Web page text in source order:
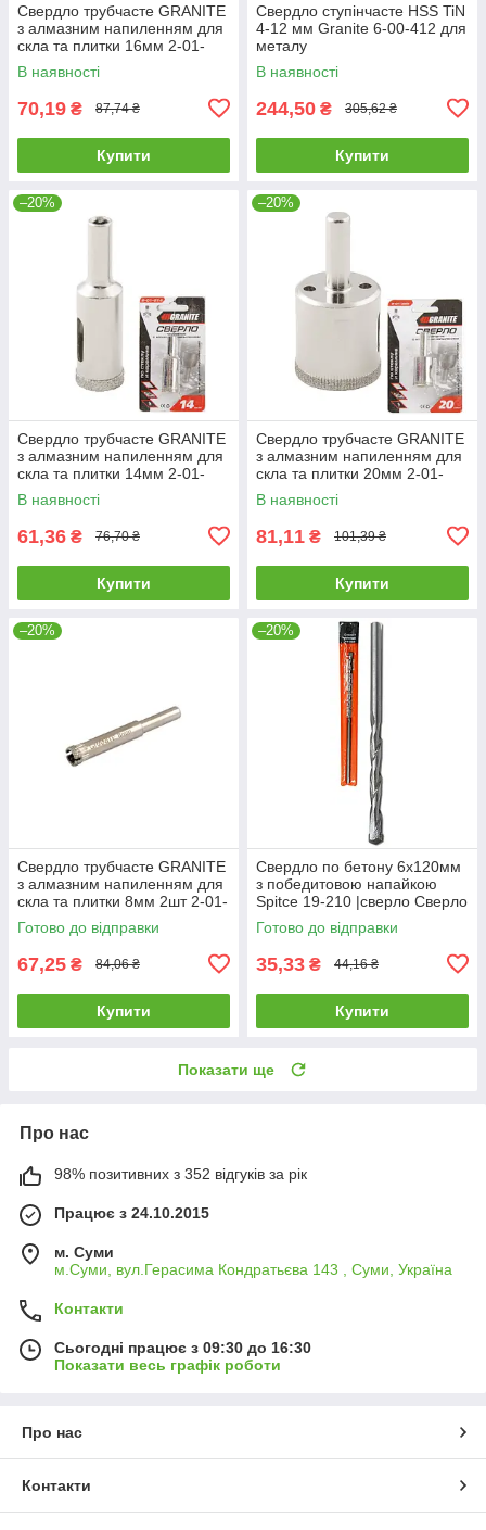
Свердло трубчасте GRANITE
з алмазним напиленням для
скла та плитки 16мм 2-01-
216 |Сверло трубчатое
GRANITE с алмазным
В наявності
70,19 ₴ 87,74 ₴
Купити
Свердло ступінчасте HSS TiN
4-12 мм Granite 6-00-412 для
металу
В наявності
244,50 ₴ 305,62 ₴
Купити
–20%
Свердло трубчасте GRANITE
з алмазним напиленням для
скла та плитки 14мм 2-01-
214 |Сверло трубчатое
GRANITE с алмазным
В наявності
61,36 ₴ 76,70 ₴
Купити
–20%
Свердло трубчасте GRANITE
з алмазним напиленням для
скла та плитки 20мм 2-01-
220 |Сверло трубчатое
GRANITE с алмазным
В наявності
81,11 ₴ 101,39 ₴
Купити
–20%
Свердло трубчасте GRANITE
з алмазним напиленням для
скла та плитки 8мм 2шт 2-01-
208 |Сверло трубчатое
GRANITE с алмазным
Готово до відправки
67,25 ₴ 84,06 ₴
Купити
–20%
Свердло по бетону 6х120мм
з победитовою напайкою
Spitce 19-210 |сверло Сверло
по бетону 6х120мм с
победитовой напайкой Spitce
Готово до відправки
35,33 ₴ 44,16 ₴
Купити
Показати ще
Про нас
98% позитивних з 352 відгуків за рік
Працює з 24.10.2015
м. Суми
м.Суми, вул.Герасима Кондратьєва 143 , Суми, Україна
Контакти
Сьогодні працює з 09:30 до 16:30
Показати весь графік роботи
Про нас
Контакти